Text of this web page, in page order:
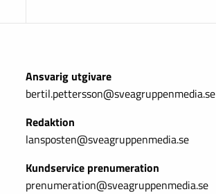
Ansvarig utgivare
bertil.pettersson@sveagruppenmedia.se
Redaktion
lansposten@sveagruppenmedia.se
Kundservice prenumeration
prenumeration@sveagruppenmedia.se